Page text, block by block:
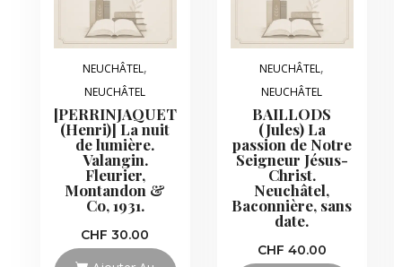
NEUCHÂTEL,
NEUCHÂTEL
[PERRINJAQUET
(Henri)] La nuit
de lumière.
Valangin.
Fleurier,
Montandon &
Co, 1931.
CHF 30.00
NEUCHÂTEL,
NEUCHÂTEL
BAILLODS
(Jules) La
passion de Notre
Seigneur Jésus-
Christ.
Neuchâtel,
Baconnière, sans
date.
CHF 40.00